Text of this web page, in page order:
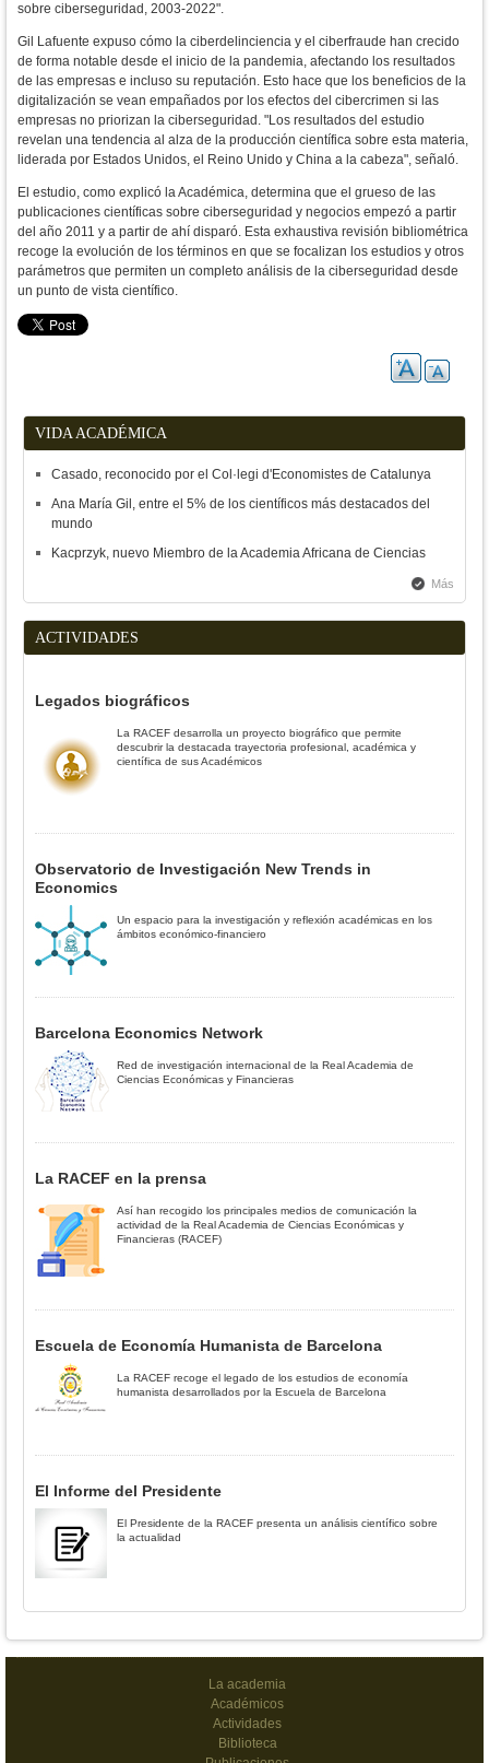
sobre ciberseguridad, 2003-2022".
Gil Lafuente expuso cómo la ciberdelinciencia y el ciberfraude han crecido
de forma notable desde el inicio de la pandemia, afectando los resultados
de las empresas e incluso su reputación. Esto hace que los beneficios de la
digitalización se vean empañados por los efectos del cibercrimen si las
empresas no priorizan la ciberseguridad. "Los resultados del estudio
revelan una tendencia al alza de la producción científica sobre esta materia,
liderada por Estados Unidos, el Reino Unido y China a la cabeza", señaló.
El estudio, como explicó la Académica, determina que el grueso de las
publicaciones científicas sobre ciberseguridad y negocios empezó a partir
del año 2011 y a partir de ahí disparó. Esta exhaustiva revisión bibliométrica
recoge la evolución de los términos en que se focalizan los estudios y otros
parámetros que permiten un completo análisis de la ciberseguridad desde
un punto de vista científico.
VIDA ACADÉMICA
Casado, reconocido por el Col·legi d'Economistes de Catalunya
Ana María Gil, entre el 5% de los científicos más destacados del
mundo
Kacprzyk, nuevo Miembro de la Academia Africana de Ciencias
Más
ACTIVIDADES
Legados biográficos
La RACEF desarrolla un proyecto biográfico que permite
descubrir la destacada trayectoria profesional, académica y
científica de sus Académicos
Observatorio de Investigación New Trends in
Economics
Un espacio para la investigación y reflexión académicas en los
ámbitos económico-financiero
Barcelona Economics Network
Red de investigación internacional de la Real Academia de
Ciencias Económicas y Financieras
La RACEF en la prensa
Así han recogido los principales medios de comunicación la
actividad de la Real Academia de Ciencias Económicas y
Financieras (RACEF)
Escuela de Economía Humanista de Barcelona
La RACEF recoge el legado de los estudios de economía
humanista desarrollados por la Escuela de Barcelona
El Informe del Presidente
El Presidente de la RACEF presenta un análisis científico sobre
la actualidad
La academia
Académicos
Actividades
Biblioteca